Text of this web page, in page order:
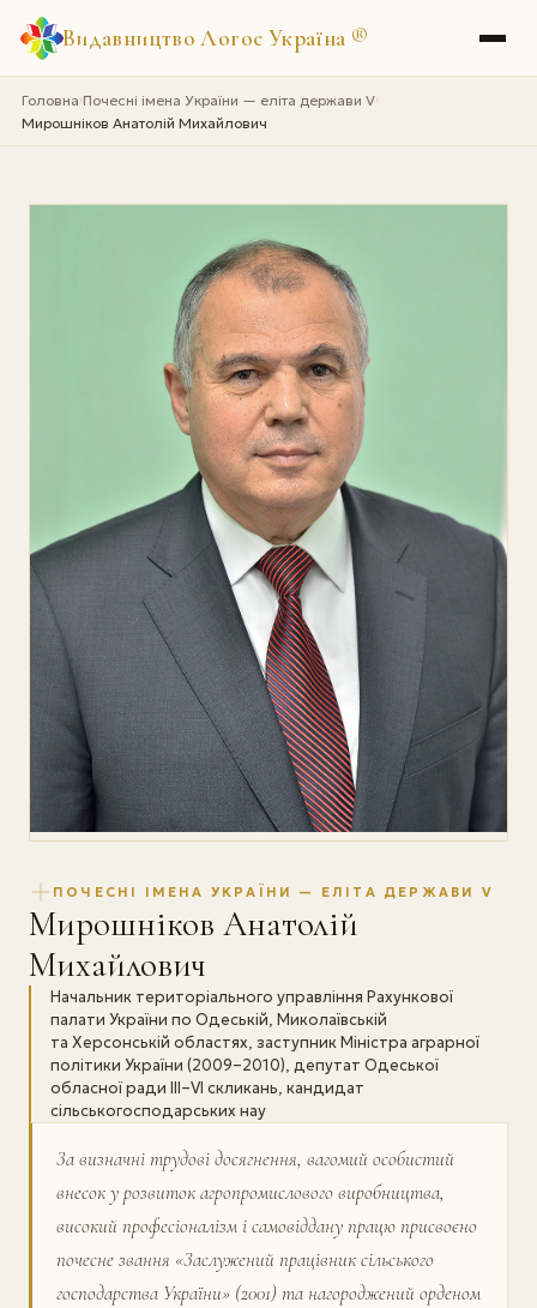
Видавництво Логос Україна ®
Головна›Почесні імена України — еліта держави V›
Мирошніков Анатолій Михайлович
ПОЧЕСНІ ІМЕНА УКРАЇНИ — ЕЛІТА ДЕРЖАВИ V
Мирошніков Анатолій
Михайлович
Начальник територіального управління Рахункової
палати України по Одеській, Миколаївській
та Херсонській областях, заступник Міністра аграрної
політики України (2009–2010), депутат Одеської
обласної ради ІІІ–VI скликань, кандидат
сільськогосподарських нау
За визначні трудові досягнення, вагомий особистий
внесок у розвиток агропромислового виробництва,
високий професіоналізм і самовіддану працю присвоєно
почесне звання «­Заслужений працівник сільського
господарства України» (2001) та нагороджений орденом